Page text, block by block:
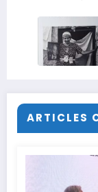
Maroc
ARTICLES